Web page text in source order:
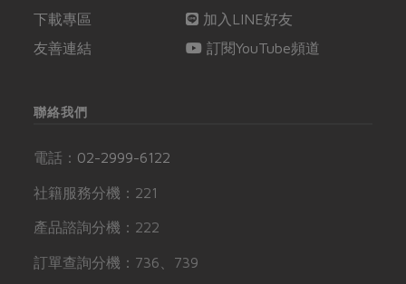
下載專區
友善連結
加入LINE好友
訂閱YouTube頻道
聯絡我們
電話： 02-2999-6122
社籍服務分機：221
產品諮詢分機：222
訂單查詢分機：736、739